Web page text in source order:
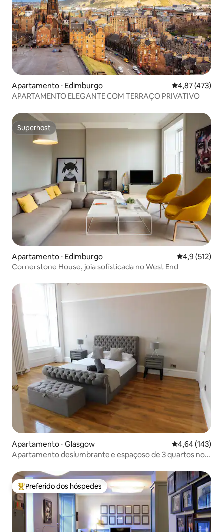
Apartamento ⋅ Edimburgo 4,87 de uma
4,87 (473)
APARTAMENTO ELEGANTE COM TERRAÇO PRIVATIVO
Superhost
Superhost
Apartamento ⋅ Edimburgo 4,9 de uma
4,9 (512)
Cornerstone House, joia sofisticada no West End
Apartamento ⋅ Glasgow 4,64 de uma
4,64 (143)
Apartamento deslumbrante e espaçoso de 3 quartos no
Entre os melhores preferidos dos hóspedes
Preferido dos hóspedes